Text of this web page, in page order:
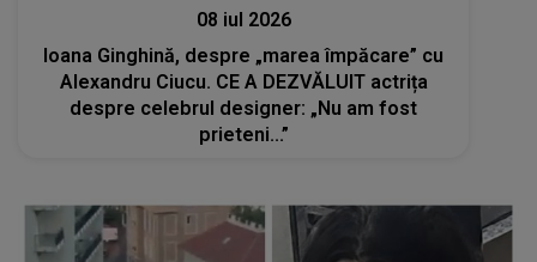
08 iul 2026
Ioana Ginghină, despre „marea împăcare” cu
Alexandru Ciucu. CE A DEZVĂLUIT actrița
despre celebrul designer: „Nu am fost
prieteni...”